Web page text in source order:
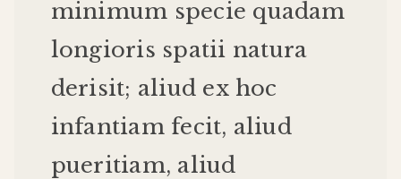
minimum specie quadam
longioris spatii natura
derisit; aliud ex hoc
infantiam fecit, aliud
pueritiam, aliud